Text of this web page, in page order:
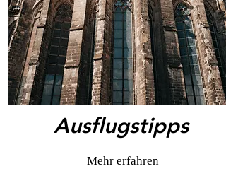
Ausflugstipps
Mehr erfahren